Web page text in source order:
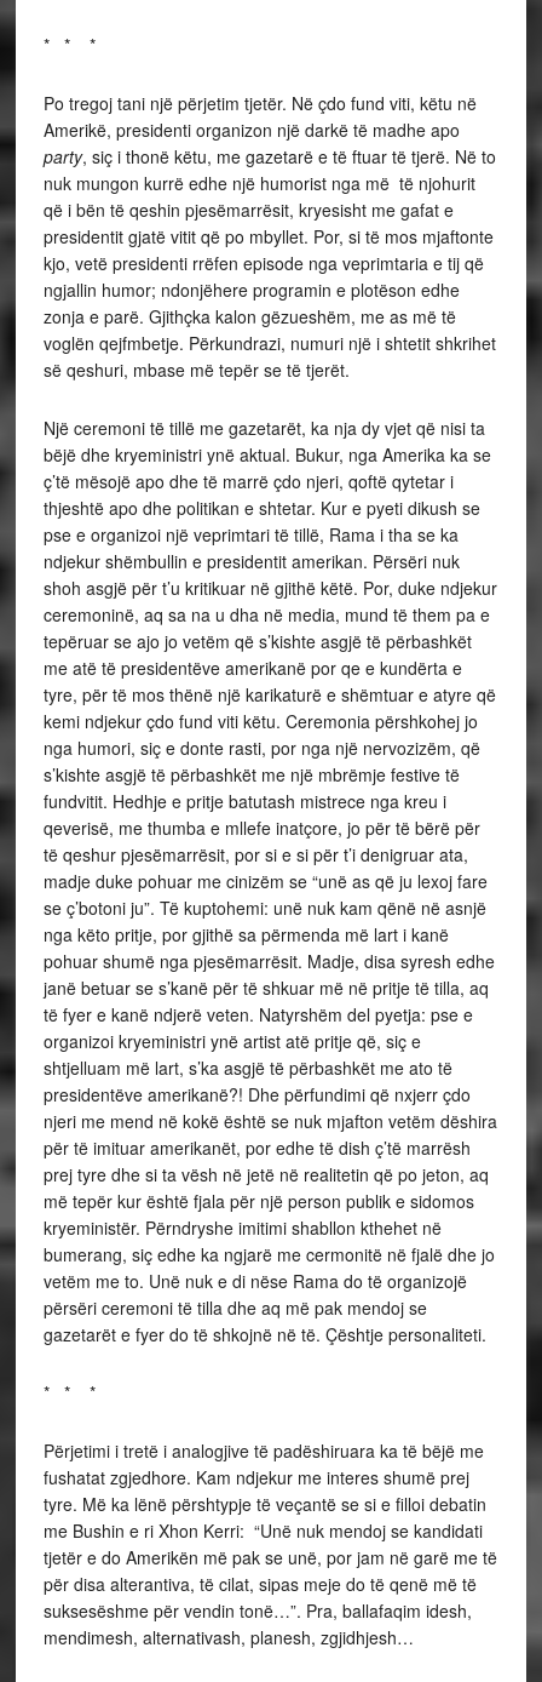
* * *
Po tregoj tani një përjetim tjetër. Në çdo fund viti, këtu në
Amerikë, presidenti organizon një darkë të madhe apo
party, siç i thonë këtu, me gazetarë e të ftuar të tjerë. Në to
nuk mungon kurrë edhe një humorist nga më të njohurit
që i bën të qeshin pjesëmarrësit, kryesisht me gafat e
presidentit gjatë vitit që po mbyllet. Por, si të mos mjaftonte
kjo, vetë presidenti rrëfen episode nga veprimtaria e tij që
ngjallin humor; ndonjëhere programin e plotëson edhe
zonja e parë. Gjithçka kalon gëzueshëm, me as më të
voglën qejfmbetje. Përkundrazi, numuri një i shtetit shkrihet
së qeshuri, mbase më tepër se të tjerët.
Një ceremoni të tillë me gazetarët, ka nja dy vjet që nisi ta
bëjë dhe kryeministri ynë aktual. Bukur, nga Amerika ka se
ç’të mësojë apo dhe të marrë çdo njeri, qoftë qytetar i
thjeshtë apo dhe politikan e shtetar. Kur e pyeti dikush se
pse e organizoi një veprimtari të tillë, Rama i tha se ka
ndjekur shëmbullin e presidentit amerikan. Përsëri nuk
shoh asgjë për t’u kritikuar në gjithë këtë. Por, duke ndjekur
ceremoninë, aq sa na u dha në media, mund të them pa e
tepëruar se ajo jo vetëm që s’kishte asgjë të përbashkët
me atë të presidentëve amerikanë por qe e kundërta e
tyre, për të mos thënë një karikaturë e shëmtuar e atyre që
kemi ndjekur çdo fund viti këtu. Ceremonia përshkohej jo
nga humori, siç e donte rasti, por nga një nervozizëm, që
s’kishte asgjë të përbashkët me një mbrëmje festive të
fundvitit. Hedhje e pritje batutash mistrece nga kreu i
qeverisë, me thumba e mllefe inatçore, jo për të bërë për
të qeshur pjesëmarrësit, por si e si për t’i denigruar ata,
madje duke pohuar me cinizëm se “unë as që ju lexoj fare
se ç’botoni ju”. Të kuptohemi: unë nuk kam qënë në asnjë
nga këto pritje, por gjithë sa përmenda më lart i kanë
pohuar shumë nga pjesëmarrësit. Madje, disa syresh edhe
janë betuar se s’kanë për të shkuar më në pritje të tilla, aq
të fyer e kanë ndjerë veten. Natyrshëm del pyetja: pse e
organizoi kryeministri ynë artist atë pritje që, siç e
shtjelluam më lart, s’ka asgjë të përbashkët me ato të
presidentëve amerikanë?! Dhe përfundimi që nxjerr çdo
njeri me mend në kokë është se nuk mjafton vetëm dëshira
për të imituar amerikanët, por edhe të dish ç’të marrësh
prej tyre dhe si ta vësh në jetë në realitetin që po jeton, aq
më tepër kur është fjala për një person publik e sidomos
kryeministër. Përndryshe imitimi shabllon kthehet në
bumerang, siç edhe ka ngjarë me cermonitë në fjalë dhe jo
vetëm me to. Unë nuk e di nëse Rama do të organizojë
përsëri ceremoni të tilla dhe aq më pak mendoj se
gazetarët e fyer do të shkojnë në të. Çështje personaliteti.
* * *
Përjetimi i tretë i analogjive të padëshiruara ka të bëjë me
fushatat zgjedhore. Kam ndjekur me interes shumë prej
tyre. Më ka lënë përshtypje të veçantë se si e filloi debatin
me Bushin e ri Xhon Kerri: “Unë nuk mendoj se kandidati
tjetër e do Amerikën më pak se unë, por jam në garë me të
për disa alterantiva, të cilat, sipas meje do të qenë më të
suksesëshme për vendin tonë…”. Pra, ballafaqim idesh,
mendimesh, alternativash, planesh, zgjidhjesh…